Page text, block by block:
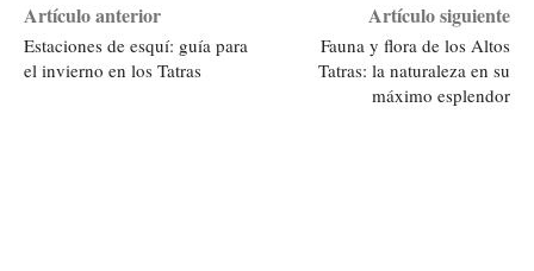
Artículo anterior
Estaciones de esquí: guía para
el invierno en los Tatras
Artículo siguiente
Fauna y flora de los Altos
Tatras: la naturaleza en su
máximo esplendor